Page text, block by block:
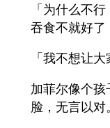
「为什么不
吞食不就好了
「我不想让大
加菲尔像个
脸，无言以对。